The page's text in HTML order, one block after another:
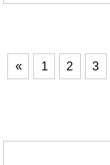
« 1 2 3